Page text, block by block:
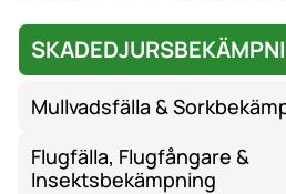
Mullvadsfälla &
Flugfälla, Flugfångare &
Insektsbekämpning